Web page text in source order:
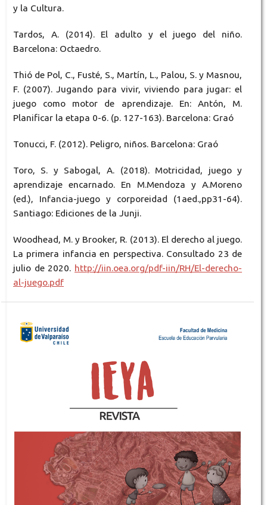
y la Cultura.
Tardos, A. (2014). El adulto y el juego del niño.
Barcelona: Octaedro.
Thió de Pol, C., Fusté, S., Martín, L., Palou, S. y Masnou,
F. (2007). Jugando para vivir, viviendo para jugar: el
juego como motor de aprendizaje. En: Antón, M.
Planificar la etapa 0-6. (p. 127-163). Barcelona: Graó
Tonucci, F. (2012). Peligro, niños. Barcelona: Graó
Toro, S. y Sabogal, A. (2018). Motricidad, juego y
aprendizaje encarnado. En M.Mendoza y A.Moreno
(ed.), Infancia-juego y corporeidad (1aed.,pp31-64).
Santiago: Ediciones de la Junji.
Woodhead, M. y Brooker, R. (2013). El derecho al juego.
La primera infancia en perspectiva. Consultado 23 de
julio de 2020. http://iin.oea.org/pdf-iin/RH/El-derecho-
al-juego.pdf